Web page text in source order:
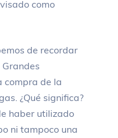
como
de recordar
compra de la
¿Qué significa?
haber utilizado
ni tampoco una